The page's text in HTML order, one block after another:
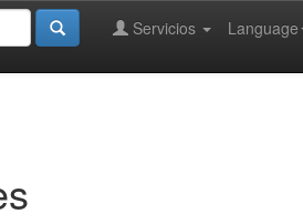
Language
Servicios